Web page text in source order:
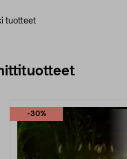
tuotteet
-30%